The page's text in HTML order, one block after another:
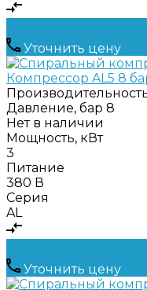
Уточнить цену
Компрессор AL5 8
Давление, бар 8
Нет в наличии
Мощность, кВт
3
Питание
380 В
Серия
AL
Уточнить цену